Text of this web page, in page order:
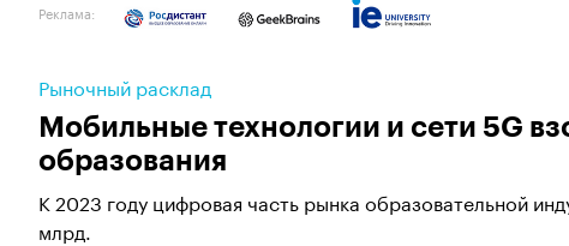
Реклама:
Рыночный расклад
Мобильные технологии и сети 5G
образования
К 2023 году цифровая часть рынка образовательной
млрд.